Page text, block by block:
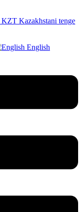
KZT Kazakhstani tenge
English